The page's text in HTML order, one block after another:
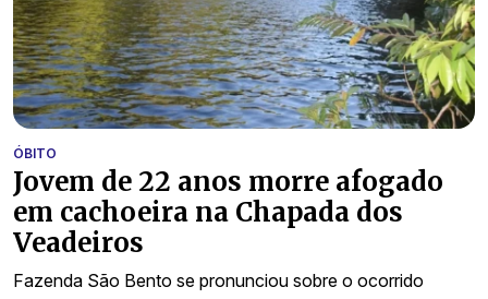
ÓBITO
Jovem de 22 anos morre afogado
em cachoeira na Chapada dos
Veadeiros
Fazenda São Bento se pronunciou sobre o ocorrido